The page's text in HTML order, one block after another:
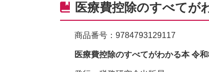
医療費控除のすべてが
商品番号： 9784793129117
医療費控除のすべてがわかる本 令